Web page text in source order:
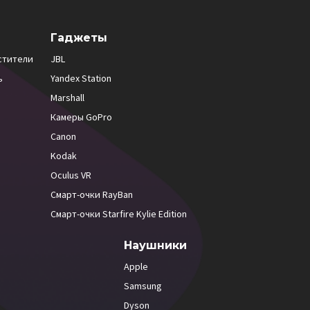
Гаджеты
JBL
Yandex Station
Marshall
Камеры GoPro
Canon
Kodak
Oculus VR
Смарт-очки RayBan
Смарт-очки Starfire Kylie Edition
Наушники
Apple
Samsung
Dyson